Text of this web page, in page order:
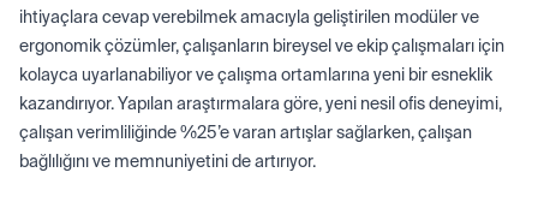
ihtiyaçlara cevap verebilmek amacıyla geliştirilen modüler ve
ergonomik çözümler, çalışanların bireysel ve ekip çalışmaları için
kolayca uyarlanabiliyor ve çalışma ortamlarına yeni bir esneklik
kazandırıyor. Yapılan araştırmalara göre, yeni nesil ofis deneyimi,
çalışan verimliliğinde %25’e varan artışlar sağlarken, çalışan
bağlılığını ve memnuniyetini de artırıyor.